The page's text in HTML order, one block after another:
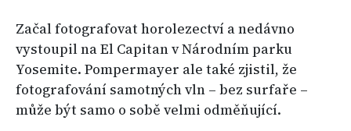
Začal fotografovat horolezectví a nedávno
vystoupil na El Capitan v Národním parku
Yosemite. Pompermayer ale také zjistil, že
fotografování samotných vln – bez surfaře –
může být samo o sobě velmi odměňující.